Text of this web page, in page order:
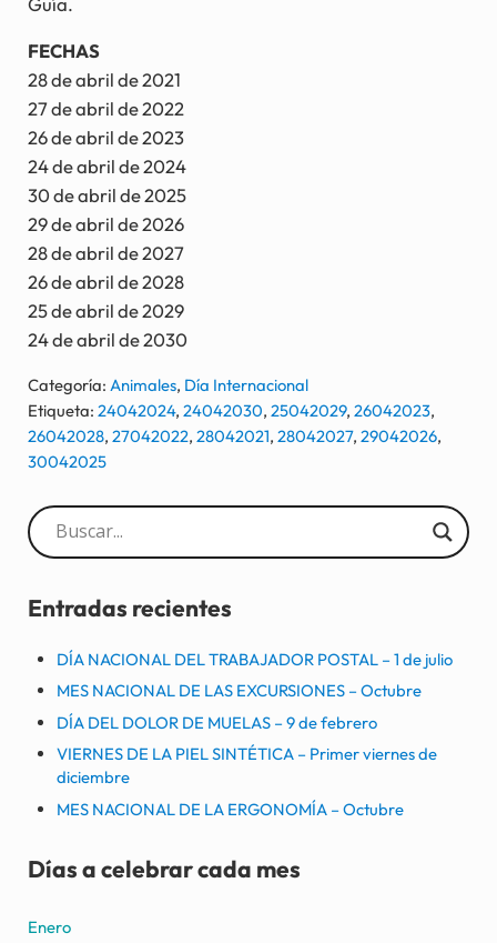
FECHAS
28 de abril de 2021
27 de abril de 2022
26 de abril de 2023
24 de abril de 2024
30 de abril de 2025
29 de abril de 2026
28 de abril de 2027
26 de abril de 2028
25 de abril de 2029
24 de abril de 2030
Categoría: Animales, Día Internacional
Etiqueta: 24042024, 24042030, 25042029, 26042023,
26042028, 27042022, 28042021, 28042027, 29042026,
30042025
Sidebar
Entradas recientes
DÍA NACIONAL DEL TRABAJADOR POSTAL – 1 de julio
MES NACIONAL DE LAS EXCURSIONES – Octubre
DÍA DEL DOLOR DE MUELAS – 9 de febrero
VIERNES DE LA PIEL SINTÉTICA – Primer viernes de
diciembre
MES NACIONAL DE LA ERGONOMÍA – Octubre
Días a celebrar cada mes
Enero